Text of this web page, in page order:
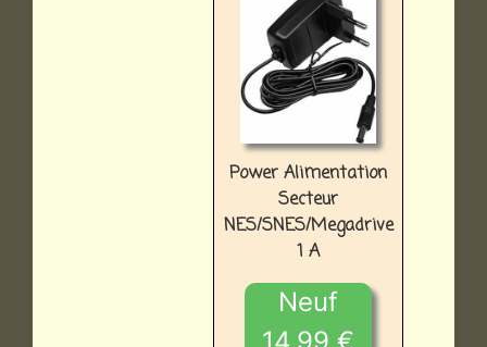
Power Alimentation
Secteur
NES/SNES/Megadrive
1 A
Neuf